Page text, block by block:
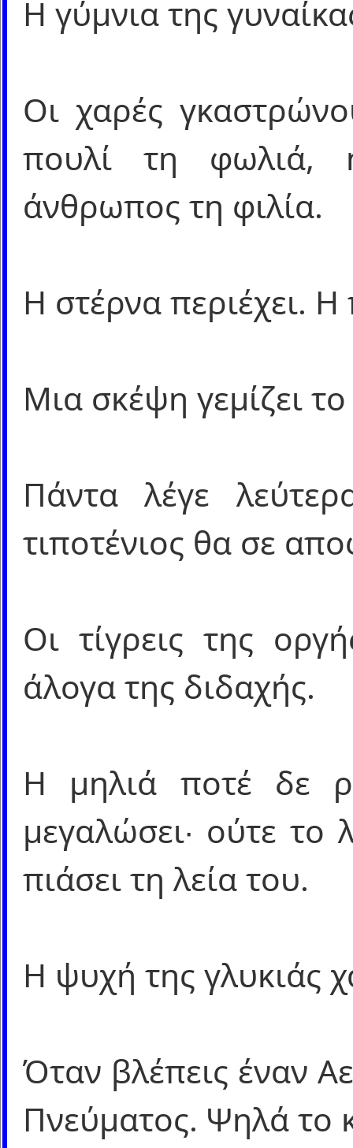
Η γύμνια της
Οι χαρές
πουλί τη φωλιά,
άνθρωπος τη φιλία.
Η στέρνα περιέχει. Η
Μια σκέψη γεμίζει
Πάντα λέγε
τιποτένιος θα σε
Οι τίγρεις της
άλογα της διδαχής.
Η μηλιά ποτέ δε
μεγαλώσει∙ ούτε το
πιάσει τη λεία του.
Η ψυχή της γλυκιάς
Όταν βλέπεις έναν
Πνεύματος. Ψηλά το